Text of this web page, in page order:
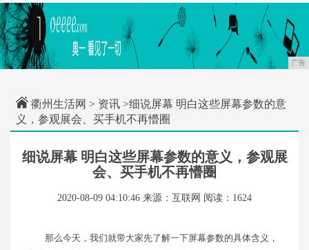
广告
衢州生活网 > 资讯 >细说屏幕 明白这些屏幕参数的意
义，参观展会、买手机不再懵圈
细说屏幕 明白这些屏幕参数的意义，参观展
会、买手机不再懵圈
2020-08-09 04:10:46 来源：互联网 阅读：1624
那么今天，我们就带大家先了解一下屏幕参数的具体含义，